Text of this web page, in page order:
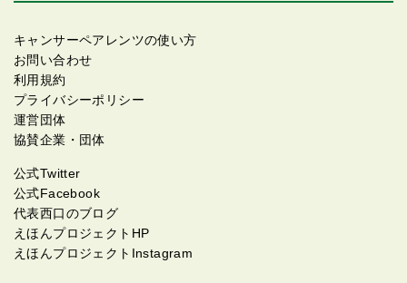
キャンサーペアレンツの使い方
お問い合わせ
利用規約
プライバシーポリシー
運営団体
協賛企業・団体
公式Twitter
公式Facebook
代表西口のブログ
えほんプロジェクトHP
えほんプロジェクトInstagram